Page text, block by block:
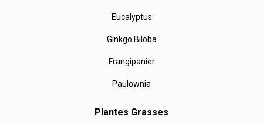
Eucalyptus
Ginkgo Biloba
Frangipanier
Paulownia
Plantes Grasses